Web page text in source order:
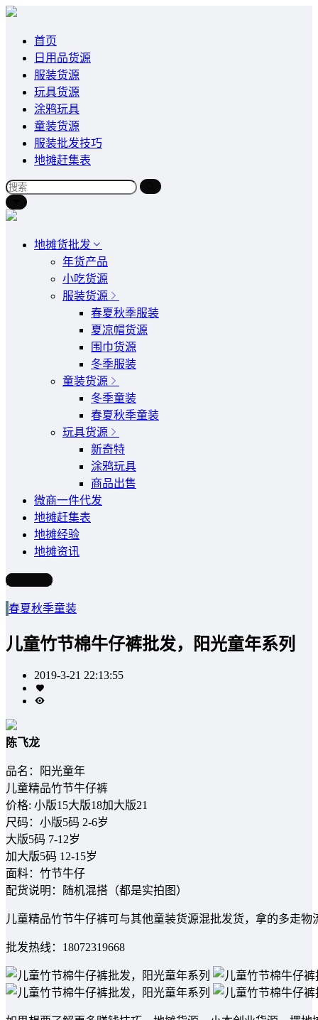
首页
日用品货源
服装货源
玩具货源
涂鸦玩具
童装货源
服装批发技巧
地摊赶集表
地摊货批发
年货产品
小吃货源
服装货源
春夏秋季服装
夏凉帽货源
围巾货源
冬季服装
童装货源
冬季童装
春夏秋季童装
玩具货源
新奇特
涂鸦玩具
商品出售
微商一件代发
地摊赶集表
地摊经验
地摊资讯
写文章
春夏秋季童装
儿童竹节棉牛仔裤批发，阳光童年系列
2019-3-21 22:13:55
陈飞龙
品名：阳光童年
儿童精品竹节牛仔裤
价格: 小版15大版18加大版21
尺码：小版5码 2-6岁
大版5码 7-12岁
加大版5码 12-15岁
面料：竹节牛仔
配货说明：随机混搭（都是实拍图）
儿童精品竹节牛仔裤可与其他童装货源混批发货，拿的多走
批发热线：18072319668